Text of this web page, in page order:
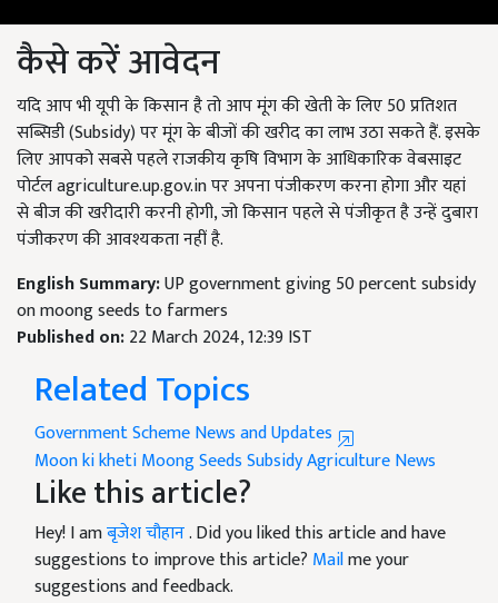
कैसे करें आवेदन
यदि आप भी यूपी के किसान है तो आप मूंग की खेती के लिए 50 प्रतिशत
सब्सिडी (Subsidy) पर मूंग के बीजों की खरीद का लाभ उठा सकते हैं. इसके
लिए आपको सबसे पहले राजकीय कृषि विभाग के आधिकारिक वेबसाइट
पोर्टल agriculture.up.gov.in पर अपना पंजीकरण करना होगा और यहां
से बीज की खरीदारी करनी होगी, जो किसान पहले से पंजीकृत है उन्हें दुबारा
पंजीकरण की आवश्यकता नहीं है.
English Summary:UP government giving 50 percent subsidy
on moong seeds to farmers
Published on:22 March 2024, 12:39 IST
Related Topics
Government Scheme News and Updates
Moon ki khetiMoong SeedsSubsidyAgriculture News
Like this article?
Hey! I amबृजेश चौहान. Did you liked this article and have
suggestions to improve this article? Mailme your
suggestions and feedback.